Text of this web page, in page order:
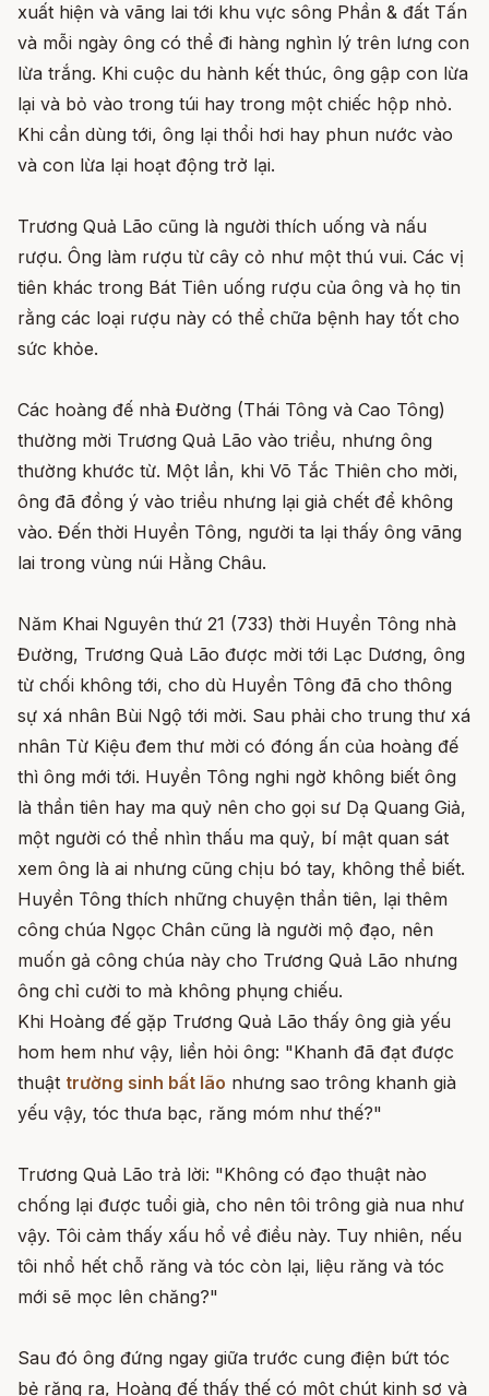
xuất hiện và vãng lai tới khu vực sông Phần & đất Tấn
và mỗi ngày ông có thể đi hàng nghìn lý trên lưng con
lừa trắng. Khi cuộc du hành kết thúc, ông gập con lừa
lại và bỏ vào trong túi hay trong một chiếc hộp nhỏ.
Khi cần dùng tới, ông lại thổi hơi hay phun nước vào
và con lừa lại hoạt động trở lại.
Trương Quả Lão cũng là người thích uống và nấu
rượu. Ông làm rượu từ cây cỏ như một thú vui. Các vị
tiên khác trong Bát Tiên uống rượu của ông và họ tin
rằng các loại rượu này có thể chữa bệnh hay tốt cho
sức khỏe.
Các hoàng đế nhà Đường (Thái Tông và Cao Tông)
thường mời Trương Quả Lão vào triều, nhưng ông
thường khước từ. Một lần, khi Võ Tắc Thiên cho mời,
ông đã đồng ý vào triều nhưng lại giả chết để không
vào. Đến thời Huyền Tông, người ta lại thấy ông vãng
lai trong vùng núi Hằng Châu.
Năm Khai Nguyên thứ 21 (733) thời Huyền Tông nhà
Đường, Trương Quả Lão được mời tới Lạc Dương, ông
từ chối không tới, cho dù Huyền Tông đã cho thông
sự xá nhân Bùi Ngộ tới mời. Sau phải cho trung thư xá
nhân Từ Kiệu đem thư mời có đóng ấn của hoàng đế
thì ông mới tới. Huyền Tông nghi ngờ không biết ông
là thần tiên hay ma quỷ nên cho gọi sư Dạ Quang Giả,
một người có thể nhìn thấu ma quỷ, bí mật quan sát
xem ông là ai nhưng cũng chịu bó tay, không thể biết.
Huyền Tông thích những chuyện thần tiên, lại thêm
công chúa Ngọc Chân cũng là người mộ đạo, nên
muốn gả công chúa này cho Trương Quả Lão nhưng
ông chỉ cười to mà không phụng chiếu.
Khi Hoàng đế gặp Trương Quả Lão thấy ông già yếu
hom hem như vậy, liền hỏi ông: "Khanh đã đạt được
thuật trường sinh bất lão nhưng sao trông khanh già
yếu vậy, tóc thưa bạc, răng móm như thế?"
Trương Quả Lão trả lời: "Không có đạo thuật nào
chống lại được tuổi già, cho nên tôi trông già nua như
vậy. Tôi cảm thấy xấu hổ về điều này. Tuy nhiên, nếu
tôi nhổ hết chỗ răng và tóc còn lại, liệu răng và tóc
mới sẽ mọc lên chăng?"
Sau đó ông đứng ngay giữa trước cung điện bứt tóc
bẻ răng ra, Hoàng đế thấy thế có một chút kinh sợ và